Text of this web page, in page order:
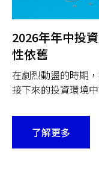
2026年年中投
性依舊
在劇烈動盪的時期
接下來的投資環境
了解更多